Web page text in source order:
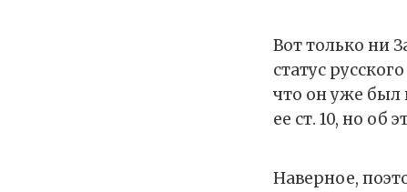
Вот только ни
статус
что он уже был
ее ст. 10, но об
Наверное,